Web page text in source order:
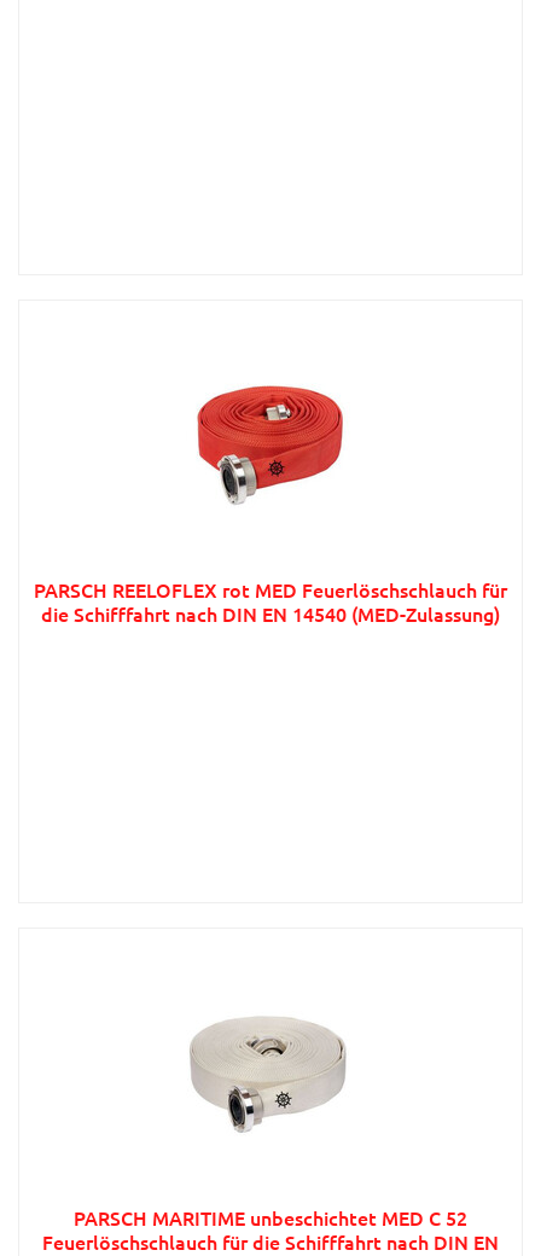
PARSCH REELOFLEX rot MED Feuerlöschschlauch für
die Schifffahrt nach DIN EN 14540 (MED-Zulassung)
PARSCH MARITIME unbeschichtet MED C 52
Feuerlöschschlauch für die Schifffahrt nach DIN EN